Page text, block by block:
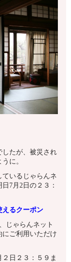
したが、被災され
に。
いるじゃらんネ
7月2日の２３：
えるクーポン
じゃらんネット
ご利用いただけ
日２３：５９ま